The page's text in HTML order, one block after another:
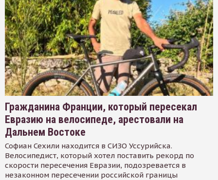
Гражданина Франции, который пересекал
Евразию на велосипеде, арестовали на
Дальнем Востоке
Софиан Сехили находится в СИЗО Уссурийска.
Велосипедист, который хотел поставить рекорд по
скорости пересечения Евразии, подозревается в
незаконном пересечении российской границы